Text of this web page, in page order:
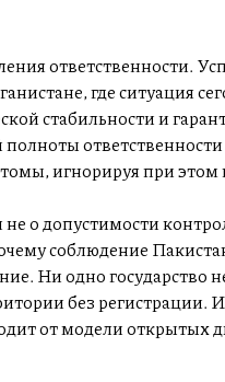
ответственности.
где ситуация
стабильности и
игнорируя при
не о допустимости
соблюдение
Ни одно государство
без регистрации.
от модели открытых